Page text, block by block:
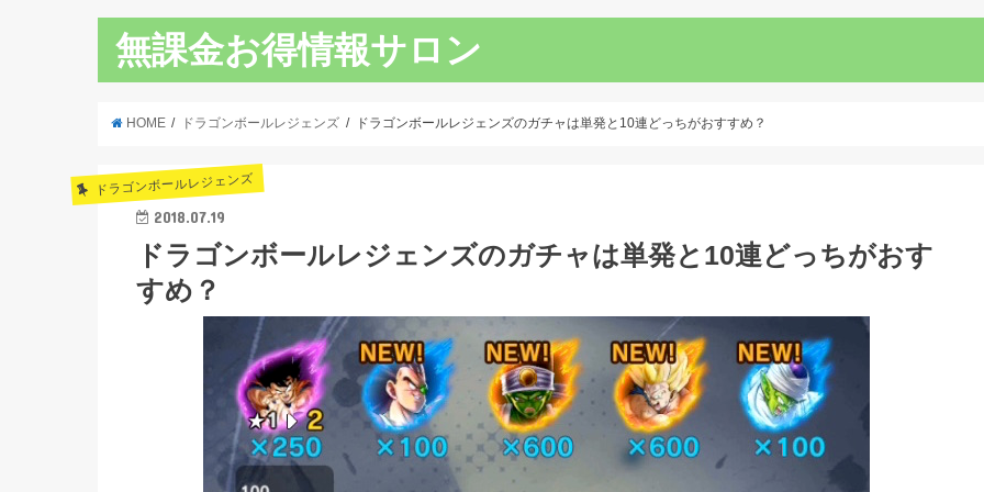
無課金お得情報サロン
HOME ドラゴンボールレジェンズ ドラゴンボールレジェンズのガチャは単発と10連どっちがおすすめ？
ドラゴンボールレジェンズ
2018.07.19
ドラゴンボールレジェンズのガチャは単発と10連どっちがおす
すめ？